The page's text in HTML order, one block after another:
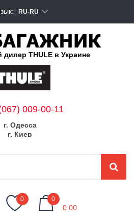
RU-RU
THULE в Украине
009-00-11
г. Одесса
г. Киев
0 0
0.00